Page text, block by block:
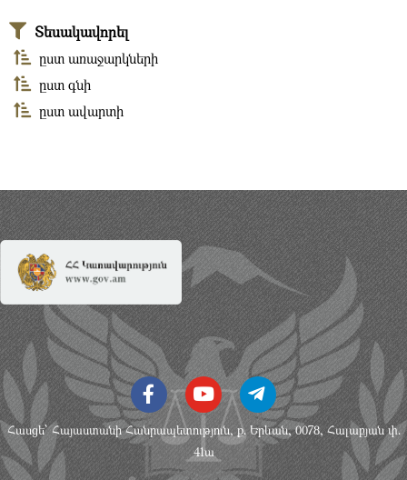
Տեսակավորել
ըստ առաջարկների
ըստ գնի
ըստ ավարտի
Հասցե՝ Հայաստանի Հանրապետություն, ք. Երեւան, 0078, Հալաբյան փ.
41ա